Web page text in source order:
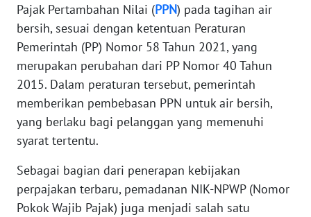
Pajak Pertambahan Nilai (PPN) pada tagihan air
bersih, sesuai dengan ketentuan Peraturan
Pemerintah (PP) Nomor 58 Tahun 2021, yang
merupakan perubahan dari PP Nomor 40 Tahun
2015. Dalam peraturan tersebut, pemerintah
memberikan pembebasan PPN untuk air bersih,
yang berlaku bagi pelanggan yang memenuhi
syarat tertentu.
Sebagai bagian dari penerapan kebijakan
perpajakan terbaru, pemadanan NIK-NPWP (Nomor
Pokok Wajib Pajak) juga menjadi salah satu
WN
JAMBI
WN
SULTRA
WN
NTB
WN
SULTENG